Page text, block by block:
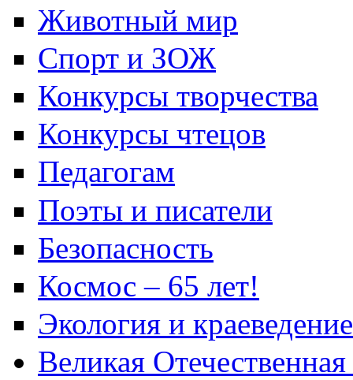
Животный мир
Спорт и ЗОЖ
Конкурсы творчества
Конкурсы чтецов
Педагогам
Поэты и писатели
Безопасность
Космос – 65 лет!
Экология и краеведение
Великая